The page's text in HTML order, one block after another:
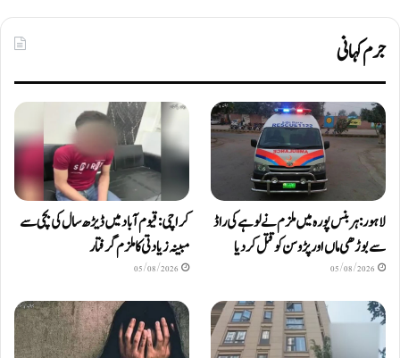
جرم کہانی
لاہور: ہربنس پورہ میں ملزم نے لوہے کی راڈ
سے بوڑھی ماں اور پڑوسن کو قتل کر دیا
05/08/2026
کراچی: قیوم آباد میں ڈیڑھ سال کی بچی سے
مبینہ زیادتی کا ملزم گرفتار
05/08/2026